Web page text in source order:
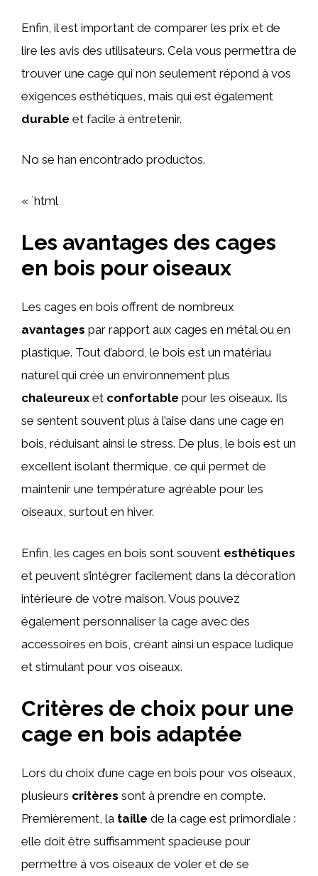
Enfin, il est important de comparer les prix et de
lire les avis des utilisateurs. Cela vous permettra de
trouver une cage qui non seulement répond à vos
exigences esthétiques, mais qui est également
durable et facile à entretenir.
No se han encontrado productos.
« `html
Les avantages des cages
en bois pour oiseaux
Les cages en bois offrent de nombreux
avantages par rapport aux cages en métal ou en
plastique. Tout d’abord, le bois est un matériau
naturel qui crée un environnement plus
chaleureux et confortable pour les oiseaux. Ils
se sentent souvent plus à l’aise dans une cage en
bois, réduisant ainsi le stress. De plus, le bois est un
excellent isolant thermique, ce qui permet de
maintenir une température agréable pour les
oiseaux, surtout en hiver.
Enfin, les cages en bois sont souvent esthétiques
et peuvent s’intégrer facilement dans la décoration
intérieure de votre maison. Vous pouvez
également personnaliser la cage avec des
accessoires en bois, créant ainsi un espace ludique
et stimulant pour vos oiseaux.
Critères de choix pour une
cage en bois adaptée
Lors du choix d’une cage en bois pour vos oiseaux,
plusieurs critères sont à prendre en compte.
Premièrement, la taille de la cage est primordiale :
elle doit être suffisamment spacieuse pour
permettre à vos oiseaux de voler et de se